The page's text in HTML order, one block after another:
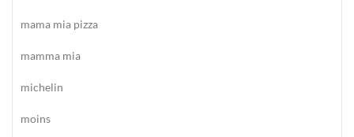
mama mia pizza
mamma mia
michelin
moins